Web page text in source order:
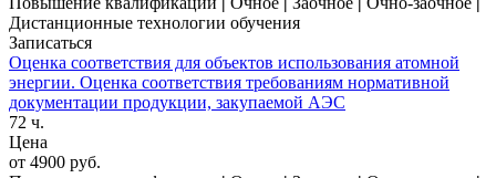
Дистанционные технологии обучения
Записаться
Оценка соответствия для объектов использования атомной
энергии. Оценка соответствия требованиям нормативной
документации продукции, закупаемой АЭС
72 ч.
Цена
от 4900 руб.